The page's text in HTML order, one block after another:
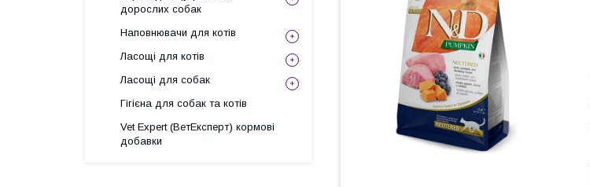
дорослих собак
Наповнювачи для котів
Ласощі для котів
Ласощі для собак
Гігієна для собак та котів
Vet Expert (ВетЕксперт) кормові
добавки